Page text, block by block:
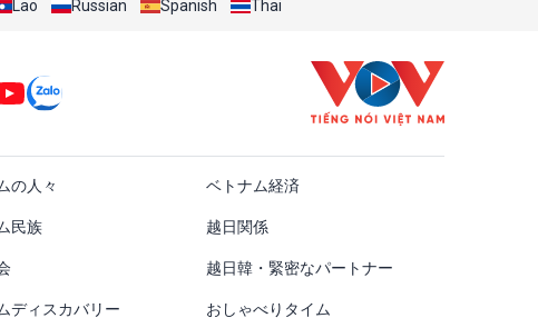
Lao Russian Spanish Thai
の人々 ベトナム経済
民族 越日関係
越日韓・緊密なパートナー
ディスカバリー おしゃべりタイム